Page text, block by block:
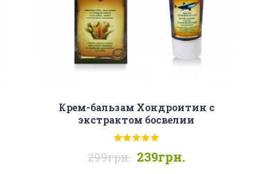
Крем-бальзам Хондроитин с
экстрактом босвелии
299грн. 239грн.